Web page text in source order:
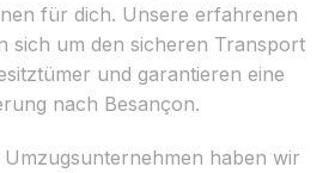
für dich. Unsere erfahrenen
sich um den sicheren Transport
und garantieren eine
nach Besançon.
Umzugsunternehmen haben wir